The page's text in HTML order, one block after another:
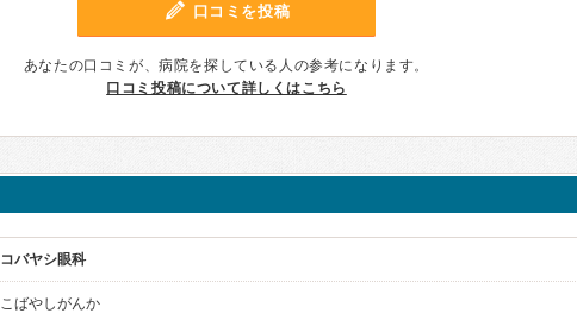
口コミを投稿
あなたの口コミが、病院を探している人の参考になります。
口コミ投稿について詳しくはこちら
コバヤシ眼科
こばやしがんか